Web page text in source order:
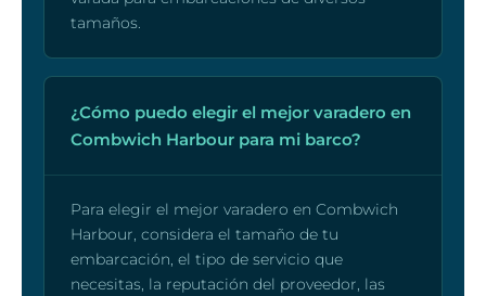
tamaños.
¿Cómo puedo elegir el mejor varadero en
Combwich Harbour para mi barco?
Para elegir el mejor varadero en Combwich
Harbour, considera el tamaño de tu
embarcación, el tipo de servicio que
necesitas, la reputación del proveedor, las